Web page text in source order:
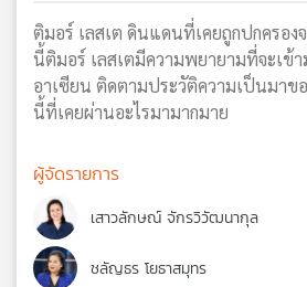
แผนที่
วิทยุ
เครือ
ข่าย
ติมอร์ เลสเต ดินแดนที่เคยถูกปกครอง
นี้ติมอร์ เลสเตมีความพยายามที่จะเข้
อาเซียน ติดตามประวัติความเป็นมาข
นี้ที่เคยผ่านอะไรมามากมาย
ผู้จัดรายการ
เสาวลักษณ์ จักรวิวัฒนากุล
ชลัญธร โยธาสมุทร